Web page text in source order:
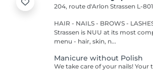
204, route d'ArlonStrassen L-
HAIR - NAILS - BROWS -
Strassen is NUU at its most
menu - hair, skin, n...
Manicure without Polish